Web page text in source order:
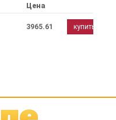
Цена
3965.61 купить